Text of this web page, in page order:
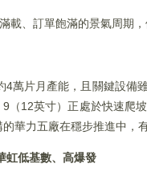
載、訂單飽滿的景氣周期
萬片月產能，且關鍵設備
（12英寸）正處於快速爬
華力五廠在穩步推進中，
虹低基數、高爆發